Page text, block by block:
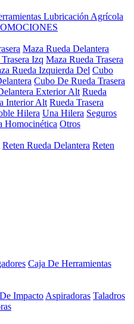
Lubricación Agrícola
Maza Rueda Delantera
Izq Maza Rueda Trasera
Rueda Izquierda Del Cubo
Cubo De Rueda Trasera
Exterior Alt Rueda
Interior Alt Rueda Trasera
Hilera Una Hilera Seguros
Homocinética Otros
Reten Rueda Delantera Reten
Caja De Herramientas
Impacto Aspiradoras Taladros